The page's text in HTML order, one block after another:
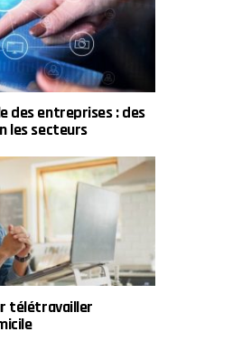
des entreprises : des
les secteurs
télétravailler